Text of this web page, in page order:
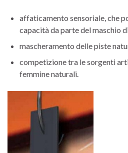
affaticamento sensoriale, che
capacità da parte del maschio
mascheramento delle piste
competizione tra le sorgenti
femmine naturali.